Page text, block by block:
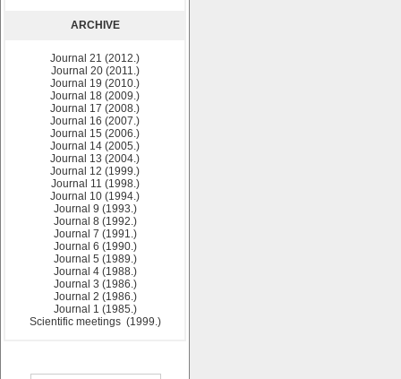
ARCHIVE
Journal 21 (2012.)
Journal 20 (2011.)
Journal 19 (2010.)
Journal 18 (2009.)
Journal 17 (2008.)
Journal 16 (2007.)
Journal 15 (2006.)
Journal 14 (2005.)
Journal 13 (2004.)
Journal 12 (1999.)
Journal 11 (1998.)
Journal 10 (1994.)
Journal 9 (1993.)
Journal 8 (1992.)
Journal 7 (1991.)
Journal 6 (1990.)
Journal 5 (1989.)
Journal 4 (1988.)
Journal 3 (1986.)
Journal 2 (1986.)
Journal 1 (1985.)
Scientific meetings (1999.)